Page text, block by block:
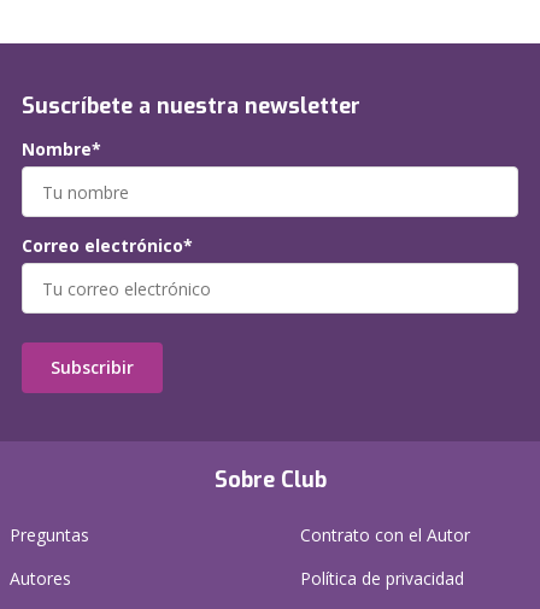
Sobre Club
Preguntas
Autores
Contrato con el Autor
Política de privacidad
Suscríbete a nuestra newsletter
Nombre*
Correo electrónico*
Subscribir